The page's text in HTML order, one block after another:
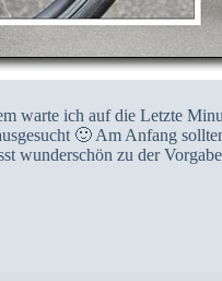
warte ich auf die Letzte
🙂 Am Anfang
wunderschön zu der